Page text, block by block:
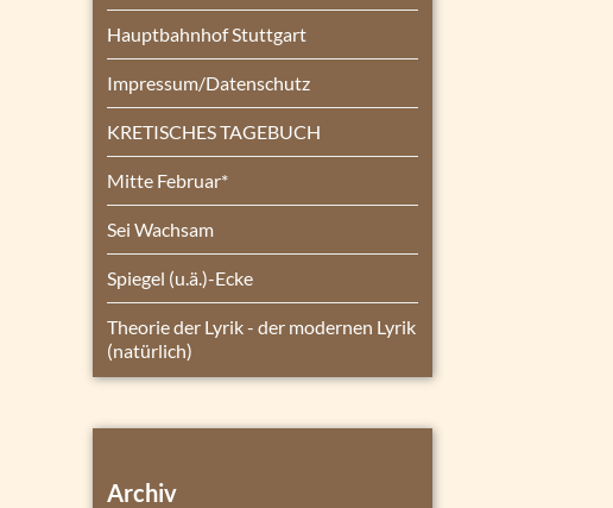
Hauptbahnhof Stuttgart
Impressum/Datenschutz
KRETISCHES TAGEBUCH
Mitte Februar*
Sei Wachsam
Spiegel (u.ä.)-Ecke
Theorie der Lyrik - der modernen Lyrik
(natürlich)
Archiv